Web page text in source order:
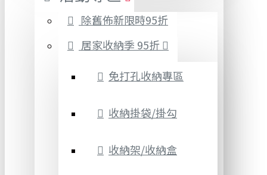
除舊佈新限時95折
居家收納季 95折
免打孔收納專區
收納掛袋/掛勾
收納架/收納盒